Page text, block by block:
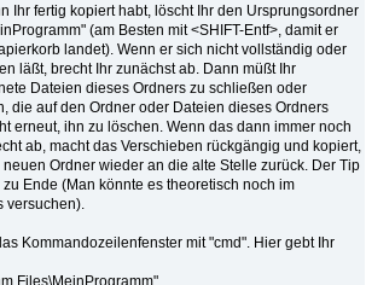
Ihr fertig kopiert habt, löscht Ihr den Ursprungsordner
(am Besten mit <SHIFT-Entf>, damit er
landet). Wenn er sich nicht vollständig oder
läßt, brecht Ihr zunächst ab. Dann müßt Ihr
Dateien dieses Ordners zu schließen oder
die auf den Ordner oder Dateien dieses Ordners
erneut, ihn zu löschen. Wenn das dann immer noch
ab, macht das Verschieben rückgängig und kopiert,
Ordner wieder an die alte Stelle zurück. Der Tip
Ende (Man könnte es theoretisch noch im
versuchen).
Kommandozeilenfenster mit "cmd". Hier gebt Ihr
Files\MeinProgramm"